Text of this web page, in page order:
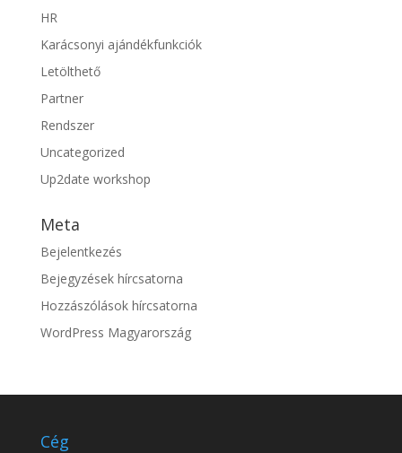
HR
Karácsonyi ajándékfunkciók
Letölthető
Partner
Rendszer
Uncategorized
Up2date workshop
Meta
Bejelentkezés
Bejegyzések hírcsatorna
Hozzászólások hírcsatorna
WordPress Magyarország
Cég